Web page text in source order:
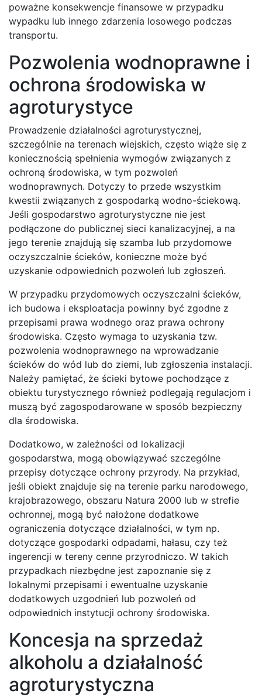
poważne konsekwencje finansowe w przypadku
wypadku lub innego zdarzenia losowego podczas
transportu.
Pozwolenia wodnoprawne i
ochrona środowiska w
agroturystyce
Prowadzenie działalności agroturystycznej,
szczególnie na terenach wiejskich, często wiąże się z
koniecznością spełnienia wymogów związanych z
ochroną środowiska, w tym pozwoleń
wodnoprawnych. Dotyczy to przede wszystkim
kwestii związanych z gospodarką wodno-ściekową.
Jeśli gospodarstwo agroturystyczne nie jest
podłączone do publicznej sieci kanalizacyjnej, a na
jego terenie znajdują się szamba lub przydomowe
oczyszczalnie ścieków, konieczne może być
uzyskanie odpowiednich pozwoleń lub zgłoszeń.
W przypadku przydomowych oczyszczalni ścieków,
ich budowa i eksploatacja powinny być zgodne z
przepisami prawa wodnego oraz prawa ochrony
środowiska. Często wymaga to uzyskania tzw.
pozwolenia wodnoprawnego na wprowadzanie
ścieków do wód lub do ziemi, lub zgłoszenia instalacji.
Należy pamiętać, że ścieki bytowe pochodzące z
obiektu turystycznego również podlegają regulacjom i
muszą być zagospodarowane w sposób bezpieczny
dla środowiska.
Dodatkowo, w zależności od lokalizacji
gospodarstwa, mogą obowiązywać szczególne
przepisy dotyczące ochrony przyrody. Na przykład,
jeśli obiekt znajduje się na terenie parku narodowego,
krajobrazowego, obszaru Natura 2000 lub w strefie
ochronnej, mogą być nałożone dodatkowe
ograniczenia dotyczące działalności, w tym np.
dotyczące gospodarki odpadami, hałasu, czy też
ingerencji w tereny cenne przyrodniczo. W takich
przypadkach niezbędne jest zapoznanie się z
lokalnymi przepisami i ewentualne uzyskanie
dodatkowych uzgodnień lub pozwoleń od
odpowiednich instytucji ochrony środowiska.
Koncesja na sprzedaż
alkoholu a działalność
agroturystyczna